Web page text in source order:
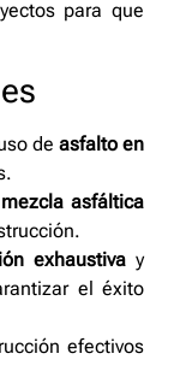
para que
de asfalto en
mezcla asfáltica
exhaustiva y
el éxito
efectivos